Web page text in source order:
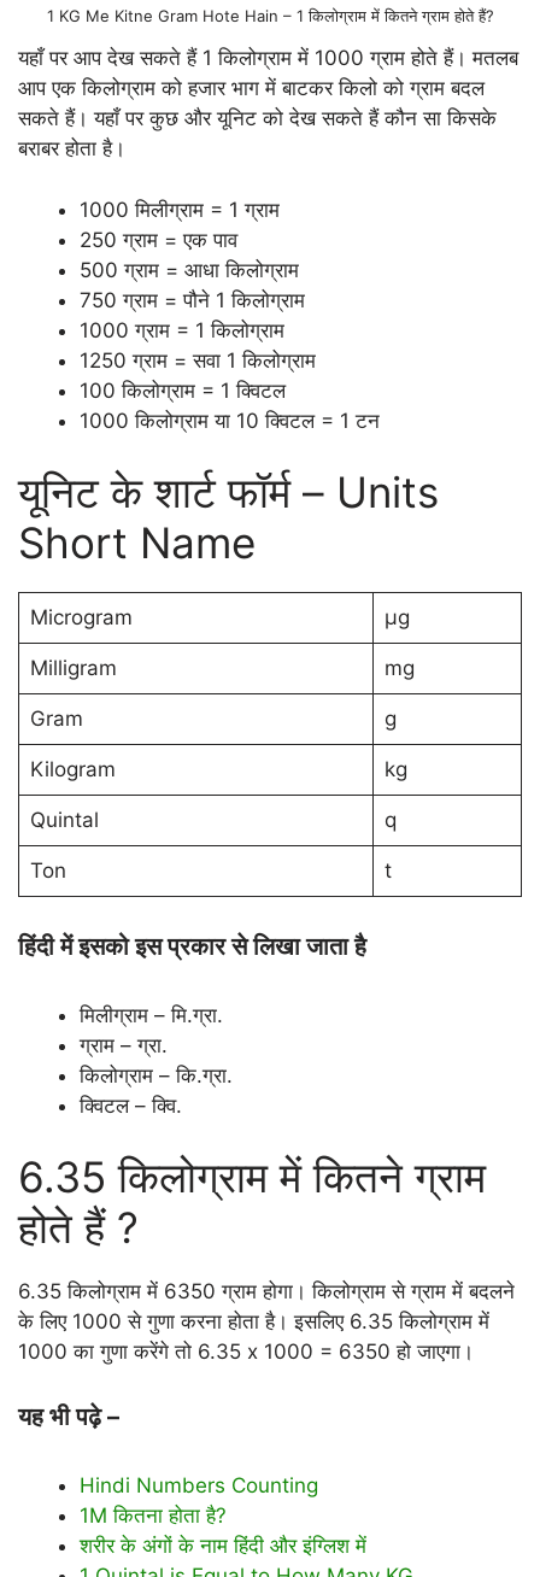
1 KG Me Kitne Gram Hote Hain – 1 किलोग्राम में कितने ग्राम होते हैं?
यहाँ पर आप देख सकते हैं 1 किलोग्राम में 1000 ग्राम होते हैं। मतलब
आप एक किलोग्राम को हजार भाग में बाटकर किलो को ग्राम बदल
सकते हैं। यहाँ पर कुछ और यूनिट को देख सकते हैं कौन सा किसके
बराबर होता है।
1000 मिलीग्राम = 1 ग्राम
250 ग्राम = एक पाव
500 ग्राम = आधा किलोग्राम
750 ग्राम = पौने 1 किलोग्राम
1000 ग्राम = 1 किलोग्राम
1250 ग्राम = सवा 1 किलोग्राम
100 किलोग्राम = 1 क्विटल
1000 किलोग्राम या 10 क्विटल = 1 टन
यूनिट के शार्ट फॉर्म – Units
Short Name
Microgram µg
Milligram mg
Gram g
Kilogram kg
Quintal q
Ton t
हिंदी में इसको इस प्रकार से लिखा जाता है
मिलीग्राम – मि.ग्रा.
ग्राम – ग्रा.
किलोग्राम – कि.ग्रा.
क्विटल – क्वि.
6.35 किलोग्राम में कितने ग्राम
होते हैं ?
6.35 किलोग्राम में 6350 ग्राम होगा। किलोग्राम से ग्राम में बदलने
के लिए 1000 से गुणा करना होता है। इसलिए 6.35 किलोग्राम में
1000 का गुणा करेंगे तो 6.35 x 1000 = 6350 हो जाएगा।
यह भी पढ़े –
Hindi Numbers Counting
1M कितना होता है?
शरीर के अंगों के नाम हिंदी और इंग्लिश में